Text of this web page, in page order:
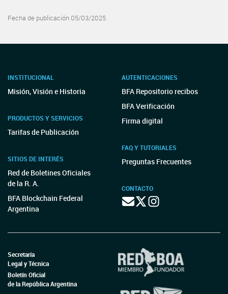
Fecha de publicación 05/03/2025
INSTITUCIONAL
Misión, Visión e Historia
PRODUCTOS Y SERVICIOS
Tarifas de Publicación
SITIOS DE INTERÉS
Red de Boletines Oficiales
de la R. A.
BFA Blockchain Federal
Argentina
AUTENTICACIONES
BFA Repositorio recibos
BFA Verificación
Firma digital
FAQ Y TUTORIALES
Preguntas Frecuentes
CONTACTO
Secretaría
Legal y Técnica
Boletín Oficial
de la República Argentina